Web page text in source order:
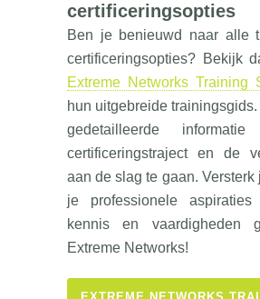
certificeringsopties
Ben je benieuwd naar alle
certificeringsopties? Bekijk
Extreme Networks Training
hun uitgebreide
gedetailleerde
certificeringstraject en de
aan de slag te gaan. Versterk
je professionele
kennis en vaardigheden
Extreme Networks!